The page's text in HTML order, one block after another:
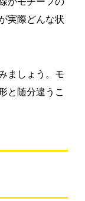
実際どんな状
ましょう。モ
と随分違うこ